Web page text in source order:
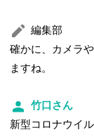
編集部
確かに、カメラ
ますね。
竹口さん
新型コロナウイ